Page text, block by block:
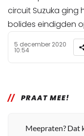
circuit Suzuka ging
bolides eindigden
5 december 2020
10:54
PRAAT MEE!
Meepraten? Dat